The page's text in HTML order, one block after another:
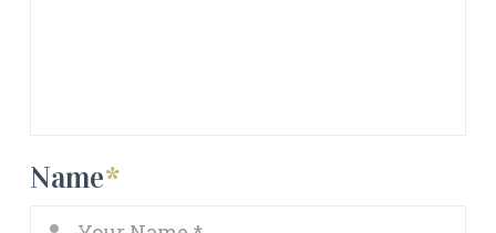
Name*